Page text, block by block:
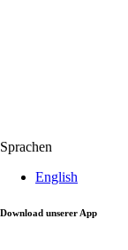
Sprachen
English
Download unserer App